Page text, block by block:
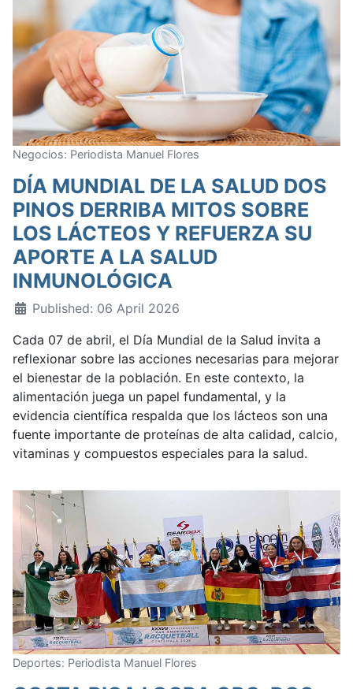
Negocios: Periodista Manuel Flores
DÍA MUNDIAL DE LA SALUD DOS
PINOS DERRIBA MITOS SOBRE
LOS LÁCTEOS Y REFUERZA SU
APORTE A LA SALUD
INMUNOLÓGICA
Published: 06 April 2026
Cada 07 de abril, el Día Mundial de la Salud invita a
reflexionar sobre las acciones necesarias para mejorar
el bienestar de la población. En este contexto, la
alimentación juega un papel fundamental, y la
evidencia científica respalda que los lácteos son una
fuente importante de proteínas de alta calidad, calcio,
vitaminas y compuestos especiales para la salud.
Deportes: Periodista Manuel Flores